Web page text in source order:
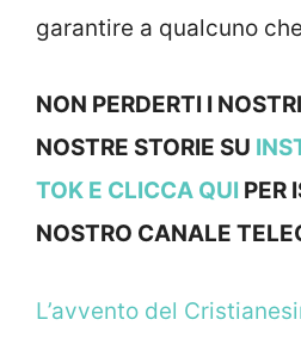
garantire a qualcuno
NON PERDERTI I
NOSTRE STORIE SU
TOK E CLICCA QUI PER
NOSTRO CANALE
L’avvento del